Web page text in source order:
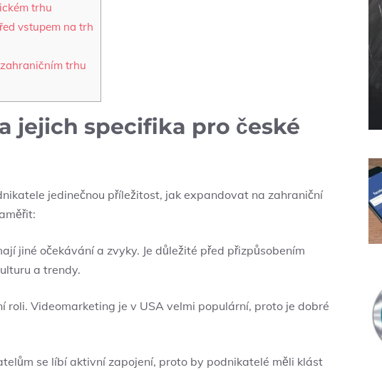
trhu
vstupem na trh
‌trhu
​jejich‌ specifika pro české
jedinečnou​ příležitost, jak expandovat‍ na zahraniční
jiné ‌očekávání a ⁢zvyky. Je ⁤důležité před přizpůsobením⁤
‌a trendy.
roli. Videomarketing je v ⁢USA velmi populární, ⁤proto je dobré
se ⁢líbí aktivní zapojení, proto by podnikatelé měli klást